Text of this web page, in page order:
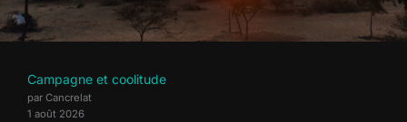
Campagne et coolitude
par Cancrelat
1 août 2026